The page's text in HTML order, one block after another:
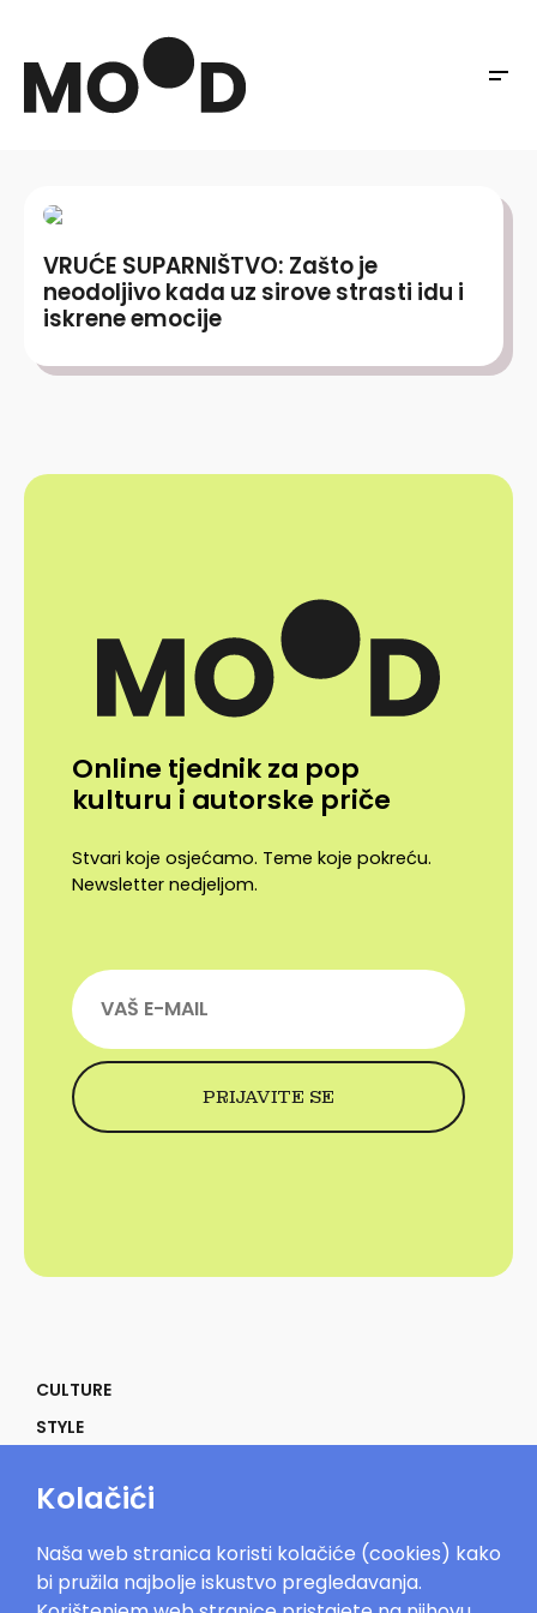
VRUĆE SUPARNIŠTVO: Zašto je
neodoljivo kada uz sirove strasti idu i
iskrene emocije
Online tjednik za pop
kulturu i autorske priče
Stvari koje osjećamo. Teme koje pokreću.
Newsletter nedjeljom.
CULTURE
STYLE
POWER
IN THE MOOD
Kolačići
Naša web stranica koristi kolačiće (cookies) kako
bi pružila najbolje iskustvo pregledavanja.